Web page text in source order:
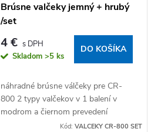
Brúsne valčeky jemný + hrubý
/set
4 €
Skladom >5 ks
DO KOŠÍKA
náhradné brúsne válčeky pre CR-
800 2 typy valčekov v 1 balení v
modrom a čiernom prevedení
Kód:VALCEKY CR-800 SET